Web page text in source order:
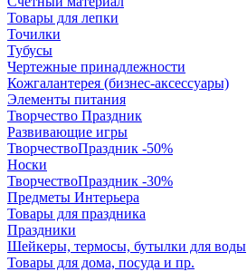
Товары для лепки
Точилки
Тубусы
Чертежные принадлежности
Кожгалантерея (бизнес-аксессуары)
Элементы питания
Творчество Праздник
Развивающие игры
ТворчествоПраздник -50%
Носки
ТворчествоПраздник -30%
Предметы Интерьера
Товары для праздника
Праздники
Шейкеры, термосы, бутылки для воды
Товары для дома, посуда и пр.